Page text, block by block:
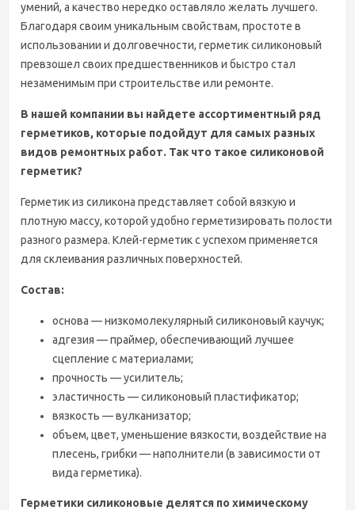
умений, а качество нередко оставляло желать лучшего.
Благодаря своим уникальным свойствам, простоте в
использовании и долговечности, герметик силиконовый
превзошел своих предшественников и быстро стал
незаменимым при строительстве или ремонте.
В нашей компании вы найдете ассортиментный ряд
герметиков, которые подойдут для самых разных
видов ремонтных работ. Так что такое силиконовой
герметик?
Герметик из силикона представляет собой вязкую и
плотную массу, которой удобно герметизировать полости
разного размера. Клей-герметик с успехом применяется
для склеивания различных поверхностей.
Состав:
основа — низкомолекулярный силиконовый каучук;
адгезия — праймер, обеспечивающий лучшее
сцепление с материалами;
прочность — усилитель;
эластичность — силиконовый пластификатор;
вязкость — вулканизатор;
объем, цвет, уменьшение вязкости, воздействие на
плесень, грибки — наполнители (в зависимости от
вида герметика).
Герметики силиконовые делятся по химическому